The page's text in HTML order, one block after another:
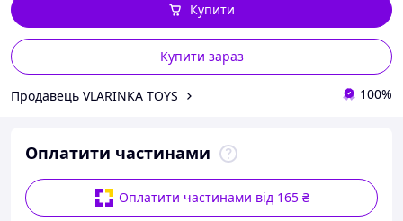
Купити зараз
Купити
Продавець VLARINKA TOYS 100%
Оплатити частинами
Оплатити частинами від 165 ₴